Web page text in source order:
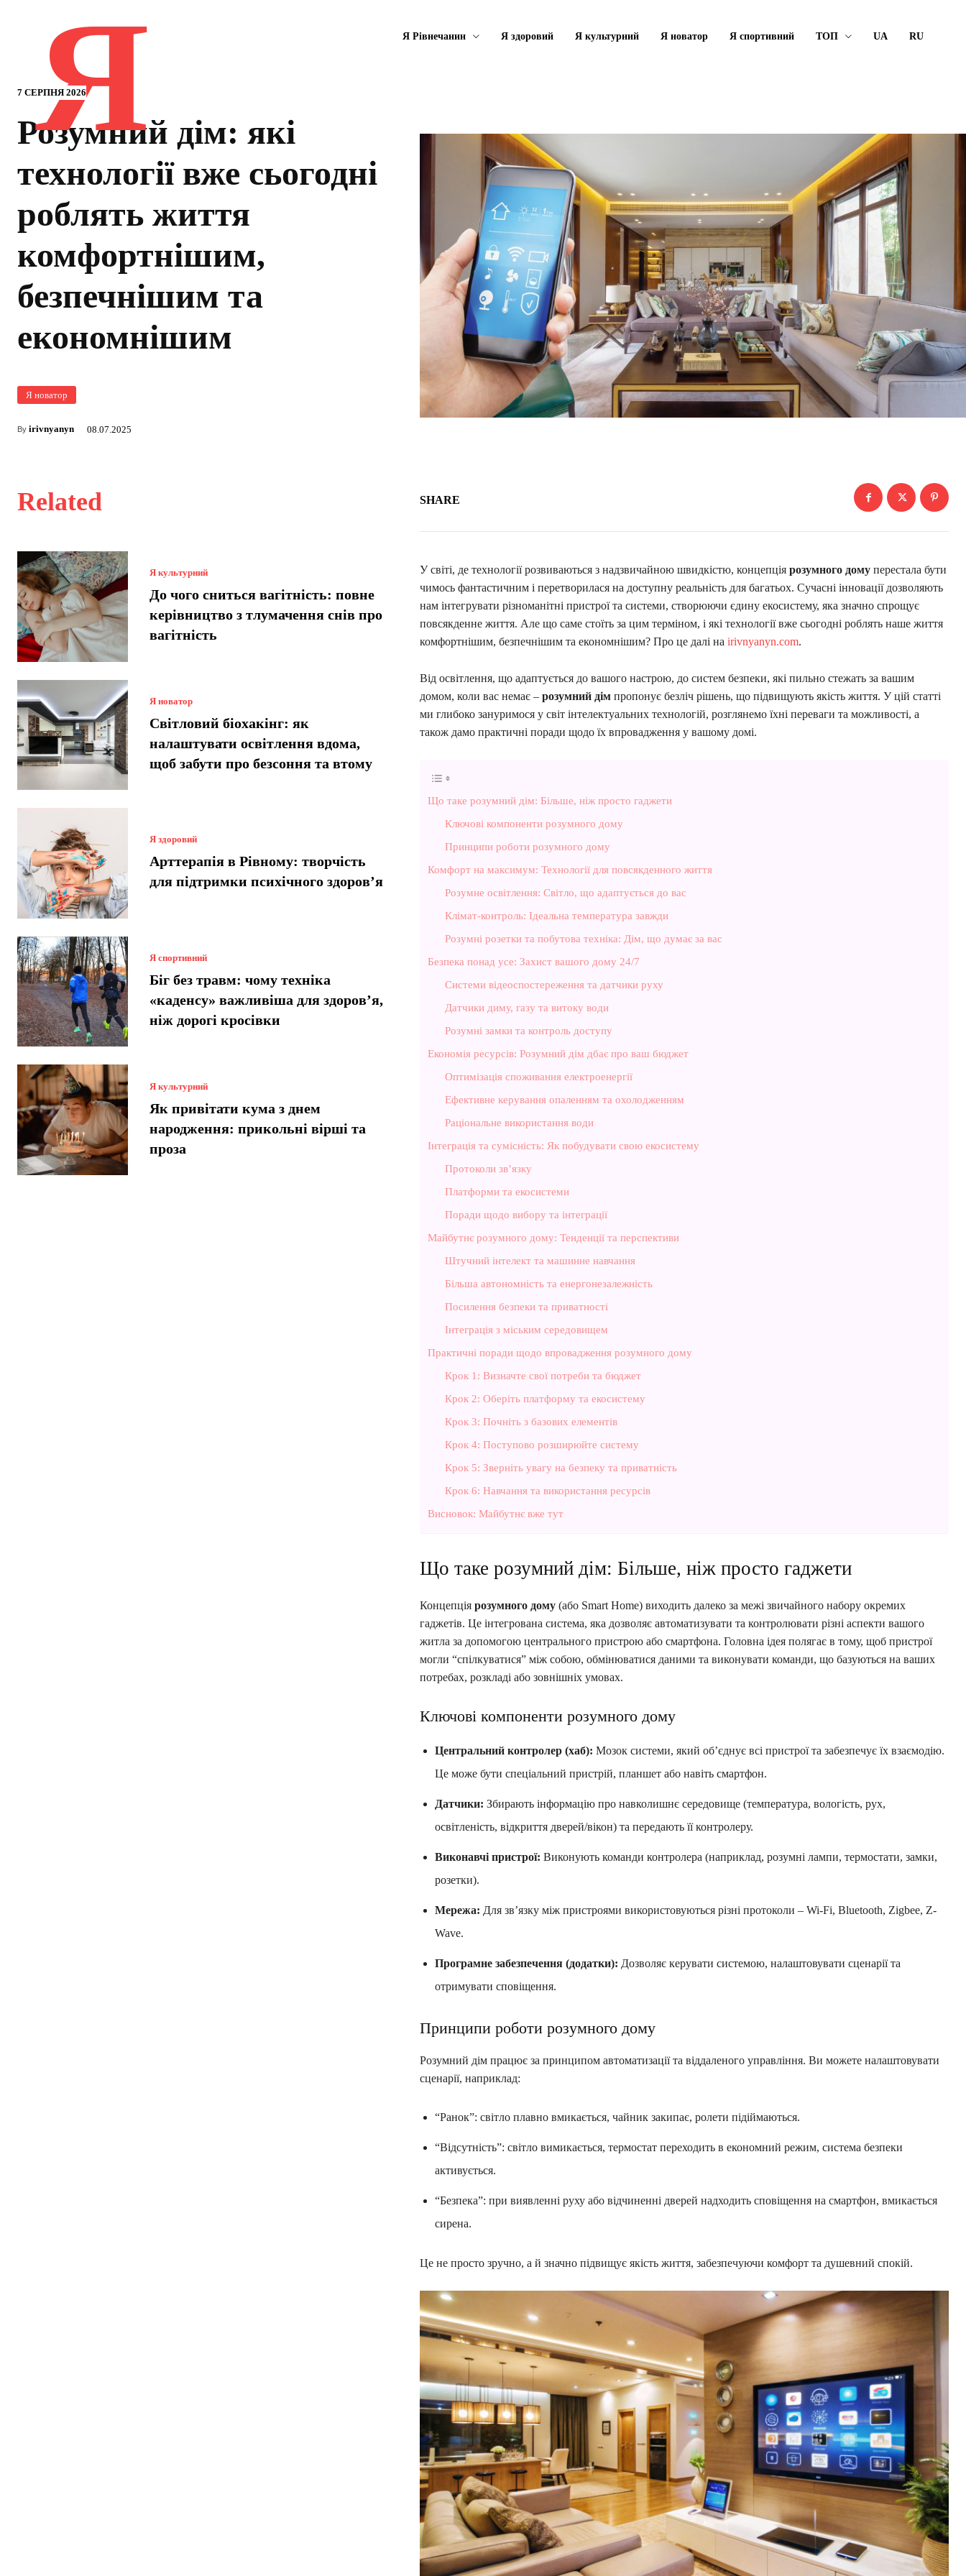
7 СЕРПНЯ 2026
Я Я Рівнечанин Я здоровий Я культурний Я новатор Я спортивний ТОП UA RU
Розумний дім: які
технології вже сьогодні
роблять життя
комфортнішим,
безпечнішим та
економнішим
Я новатор
By irivnyanyn 08.07.2025
Related
Я культурний
До чого сниться вагітність: повне
керівництво з тлумачення снів про
вагітність
Я новатор
Світловий біохакінг: як
налаштувати освітлення вдома,
щоб забути про безсоння та втому
Я здоровий
Арттерапія в Рівному: творчість
для підтримки психічного здоров’я
Я спортивний
Біг без травм: чому техніка
«каденсу» важливіша для здоров’я,
ніж дорогі кросівки
Я культурний
Як привітати кума з днем
народження: прикольні вірші та
проза
SHARE
У світі, де технології розвиваються з надзвичайною швидкістю, концепція розумного дому перестала бути
чимось фантастичним і перетворилася на доступну реальність для багатьох. Сучасні інновації дозволяють
нам інтегрувати різноманітні пристрої та системи, створюючи єдину екосистему, яка значно спрощує
повсякденне життя. Але що саме стоїть за цим терміном, і які технології вже сьогодні роблять наше життя
комфортнішим, безпечнішим та економнішим? Про це далі на irivnyanyn.com.
Від освітлення, що адаптується до вашого настрою, до систем безпеки, які пильно стежать за вашим
домом, коли вас немає – розумний дім пропонує безліч рішень, що підвищують якість життя. У цій статті
ми глибоко зануримося у світ інтелектуальних технологій, розглянемо їхні переваги та можливості, а
також дамо практичні поради щодо їх впровадження у вашому домі.
Що таке розумний дім: Більше, ніж просто гаджети
Ключові компоненти розумного дому
Принципи роботи розумного дому
Комфорт на максимум: Технології для повсякденного життя
Розумне освітлення: Світло, що адаптується до вас
Клімат-контроль: Ідеальна температура завжди
Розумні розетки та побутова техніка: Дім, що думає за вас
Безпека понад усе: Захист вашого дому 24/7
Системи відеоспостереження та датчики руху
Датчики диму, газу та витоку води
Розумні замки та контроль доступу
Економія ресурсів: Розумний дім дбає про ваш бюджет
Оптимізація споживання електроенергії
Ефективне керування опаленням та охолодженням
Раціональне використання води
Інтеграція та сумісність: Як побудувати свою екосистему
Протоколи зв’язку
Платформи та екосистеми
Поради щодо вибору та інтеграції
Майбутнє розумного дому: Тенденції та перспективи
Штучний інтелект та машинне навчання
Більша автономність та енергонезалежність
Посилення безпеки та приватності
Інтеграція з міським середовищем
Практичні поради щодо впровадження розумного дому
Крок 1: Визначте свої потреби та бюджет
Крок 2: Оберіть платформу та екосистему
Крок 3: Почніть з базових елементів
Крок 4: Поступово розширюйте систему
Крок 5: Зверніть увагу на безпеку та приватність
Крок 6: Навчання та використання ресурсів
Висновок: Майбутнє вже тут
Що таке розумний дім: Більше, ніж просто гаджети
Концепція розумного дому (або Smart Home) виходить далеко за межі звичайного набору окремих
гаджетів. Це інтегрована система, яка дозволяє автоматизувати та контролювати різні аспекти вашого
житла за допомогою центрального пристрою або смартфона. Головна ідея полягає в тому, щоб пристрої
могли “спілкуватися” між собою, обмінюватися даними та виконувати команди, що базуються на ваших
потребах, розкладі або зовнішніх умовах.
Ключові компоненти розумного дому
Центральний контролер (хаб): Мозок системи, який об’єднує всі пристрої та забезпечує їх взаємодію.
Це може бути спеціальний пристрій, планшет або навіть смартфон.
Датчики: Збирають інформацію про навколишнє середовище (температура, вологість, рух,
освітленість, відкриття дверей/вікон) та передають її контролеру.
Виконавчі пристрої: Виконують команди контролера (наприклад, розумні лампи, термостати, замки,
розетки).
Мережа: Для зв’язку між пристроями використовуються різні протоколи – Wi-Fi, Bluetooth, Zigbee, Z-
Wave.
Програмне забезпечення (додатки): Дозволяє керувати системою, налаштовувати сценарії та
отримувати сповіщення.
Принципи роботи розумного дому
Розумний дім працює за принципом автоматизації та віддаленого управління. Ви можете налаштовувати
сценарії, наприклад:
“Ранок”: світло плавно вмикається, чайник закипає, ролети підіймаються.
“Відсутність”: світло вимикається, термостат переходить в економний режим, система безпеки
активується.
“Безпека”: при виявленні руху або відчиненні дверей надходить сповіщення на смартфон, вмикається
сирена.
Це не просто зручно, а й значно підвищує якість життя, забезпечуючи комфорт та душевний спокій.